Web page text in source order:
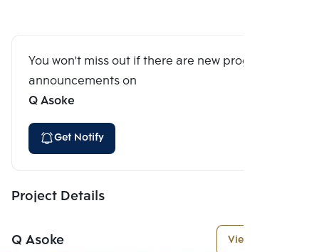
You won't miss out if there are new program
announcements on
Q Asoke
Get Notify
Project Details
Q Asoke View More